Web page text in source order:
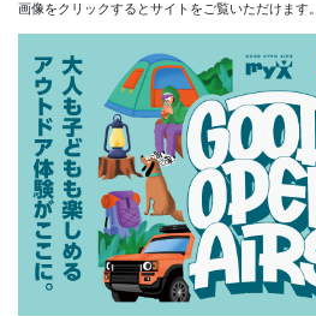
ブ
画像をクリックするとサイトをご覧いただけます。